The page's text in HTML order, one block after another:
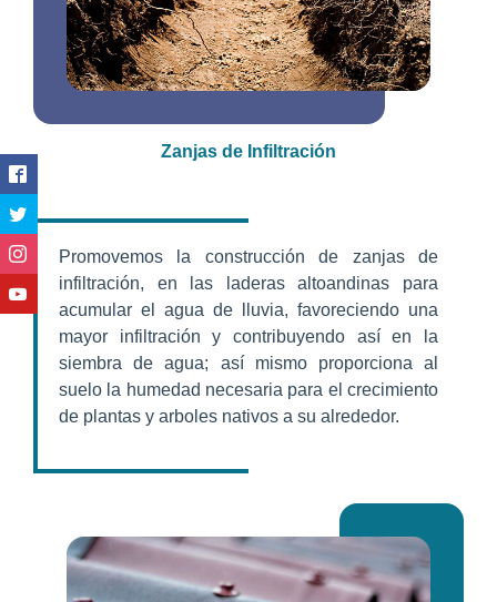
Zanjas de Infiltración
Promovemos la construcción de zanjas de
infiltración, en las laderas altoandinas para
acumular el agua de lluvia, favoreciendo una
mayor infiltración y contribuyendo así en la
siembra de agua; así mismo proporciona al
suelo la humedad necesaria para el crecimiento
de plantas y arboles nativos a su alrededor.